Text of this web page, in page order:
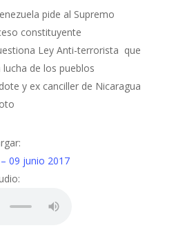
pide al Supremo
constituyente
Ley Anti-terrorista que
de los pueblos
y ex canciller de Nicaragua
09 junio 2017